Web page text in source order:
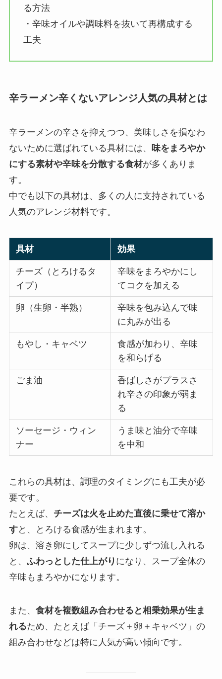
る方法
・辛味オイルや調味料を抜いて再構成する
工夫
辛ラーメン辛くないアレンジ人気の具材とは
辛ラーメンの辛さを抑えつつ、美味しさを損なわ
ないために選ばれている具材には、
味をまろやか
にする素材や辛味を分散する食材が多くありま
す。
中でも以下の具材は、多くの人に支持されている
人気のアレンジ材料です。
具材 効果
チーズ（とろけるタ
イプ）
辛味をまろやかにし
てコクを加える
卵（生卵・半熟）
辛味を包み込んで味
に丸みが出る
もやし・キャベツ
食感が加わり、辛味
を和らげる
ごま油
香ばしさがプラスさ
れ辛さの印象が弱ま
る
ソーセージ・ウィン
ナー
うま味と油分で辛味
を中和
これらの具材は、調理のタイミングにも工夫が必
要です。
たとえば、 チーズは火を止めた直後に乗せて溶か
すと、とろける食感が生まれます。
卵は、溶き卵にしてスープに少しずつ流し入れる
と、 ふわっとした仕上がり になり、スープ全体の
辛味もまろやかになります。
また、 食材を複数組み合わせると相乗効果が生ま
れるため、たとえば「チーズ＋卵＋キャベツ」の
組み合わせなどは特に人気が高い傾向です。